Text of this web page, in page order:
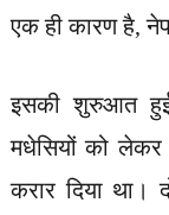
एक ही कारण है,
इसकी शुरुआत
मधेसियों को लेकर
करार दिया था।